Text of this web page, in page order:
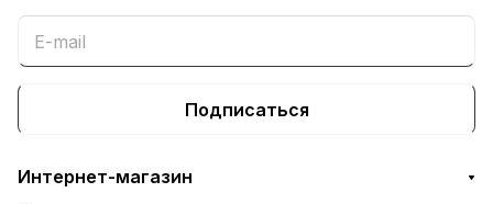
Подписаться
Интернет-магазин